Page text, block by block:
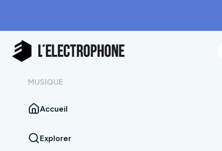
MUSIQUE
Accueil
Explorer